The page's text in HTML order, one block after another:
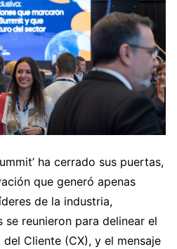
ha cerrado sus puertas,
que generó apenas
de la industria,
reunieron para delinear el
Cliente (CX), y el mensaje